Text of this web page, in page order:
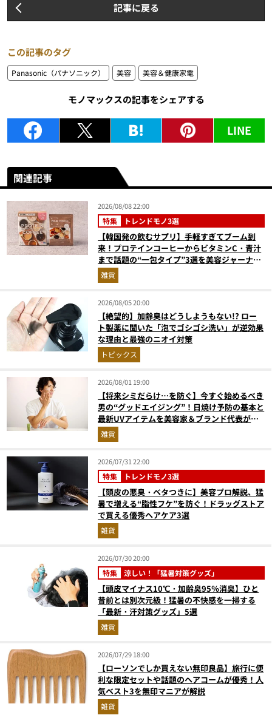
記事に戻る
この記事のタグ
Panasonic（パナソニック） 美容 美容＆健康家電
モノマックスの記事をシェアする
LINE
関連記事
2026/08/08 22:00
特集 トレンドモノ3選
【韓国発の飲むサプリ】手軽すぎてブーム到
来！プロテインコーヒーからビタミンC・青汁
まで話題の“一包タイプ”3選を美容ジャーナリ
ストが徹底解説
雑貨
2026/08/05 20:00
【絶望的】加齢臭はどうしようもない!? ロー
ト製薬に聞いた「泡でゴシゴシ洗い」が逆効果
な理由と最強のニオイ対策
トピックス
2026/08/01 19:00
【将来シミだらけ…を防ぐ】今すぐ始めるべき
男の“グッドエイジング”！日焼け予防の基本と
最新UVアイテムを美容家＆ブランド代表がプ
ロ目線で指南／大人の価値向上研究所
雑貨
2026/07/31 22:00
特集 トレンドモノ3選
【頭皮の悪臭・ベタつきに】美容プロ解説、猛
暑で増える“脂性フケ”を防ぐ！ドラッグストア
で買える優秀ヘアケア3選
雑貨
2026/07/30 20:00
特集 涼しい！「猛暑対策グッズ」
【頭皮マイナス10℃・加齢臭95％消臭】ひと
昔前とは別次元級！猛暑の不快感を一掃する
「最新・汗対策グッズ」5選
雑貨
2026/07/29 18:00
【ローソンでしか買えない無印良品】旅行に便
利な限定セットや話題のヘアコームが優秀！人
気ベスト3を無印マニアが解説
雑貨